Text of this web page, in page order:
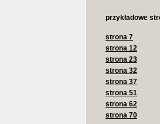
przykładowe
strona 7
strona 12
strona 23
strona 32
strona 37
strona 51
strona 62
strona 70